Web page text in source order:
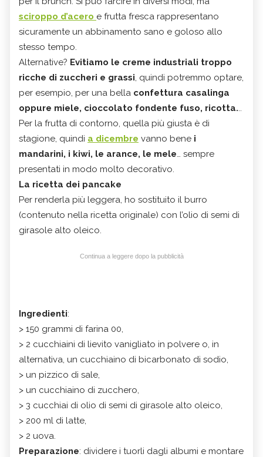
sciroppo d’acero e frutta fresca rappresentano
sicuramente un abbinamento sano e goloso allo
stesso tempo.
Alternative? Evitiamo le creme industriali troppo
ricche di zuccheri e grassi, quindi potremmo optare,
per esempio, per una bella confettura casalinga
oppure miele, cioccolato fondente fuso, ricotta...
Per la frutta di contorno, quella più giusta è di
stagione, quindi a dicembre vanno bene i
mandarini, i kiwi, le arance, le mele… sempre
presentati in modo molto decorativo.
La ricetta dei pancake
Per renderla più leggera, ho sostituito il burro
(contenuto nella ricetta originale) con l’olio di semi di
girasole alto oleico.
Continua a leggere dopo la pubblicità
Ingredienti:
> 150 grammi di farina 00,
> 2 cucchiaini di lievito vanigliato in polvere o, in
alternativa, un cucchiaino di bicarbonato di sodio,
> un pizzico di sale,
> un cucchiaino di zucchero,
> 3 cucchiai di olio di semi di girasole alto oleico,
> 200 ml di latte,
> 2 uova.
Preparazione: dividere i tuorli dagli albumi e montare